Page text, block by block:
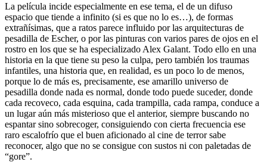
La película incide especialmente en ese tema, el de un difuso
espacio que tiende a infinito (si es que no lo es…), de formas
extrañísimas, que a ratos parece influido por las arquitecturas de
pesadilla de Escher, o por las pinturas con varios pares de ojos en el
rostro en los que se ha especializado Alex Galant. Todo ello en una
historia en la que tiene su peso la culpa, pero también los traumas
infantiles, una historia que, en realidad, es un poco lo de menos,
porque lo de más es, precisamente, ese amarillo universo de
pesadilla donde nada es normal, donde todo puede suceder, donde
cada recoveco, cada esquina, cada trampilla, cada rampa, conduce a
un lugar aún más misterioso que el anterior, siempre buscando no
espantar sino sobrecoger, consiguiendo con cierta frecuencia ese
raro escalofrío que el buen aficionado al cine de terror sabe
reconocer, algo que no se consigue con sustos ni con paletadas de
“gore”.